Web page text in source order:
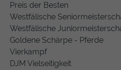
Preis der Besten
Westfälische
Westfälische
Goldene Schärpe - Pferde
Vierkampf
DJM Vielseitigkeit